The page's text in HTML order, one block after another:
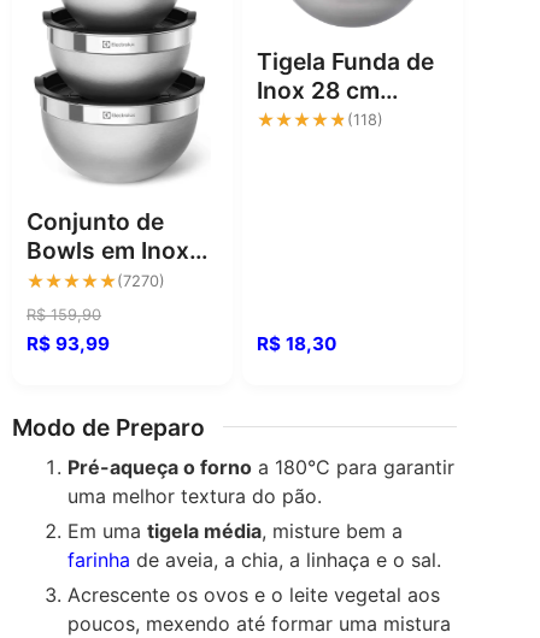
Conjunto de
Bowls em Inox
com Tampa:
Organização e
Durabilidade
★★★★★
★★★★★(7270)
R$ 159,90
R$ 93,99
Tigela Funda de
Inox 28 cm
Gedex ECO-812:
★★★★★
★★★★★ (118)
R$ 18,30
Modo de Preparo
Pré-aqueça o forno a 180°C para garantir
uma melhor textura do pão.
Em umatigela média, misture bem a
farinha de aveia, a chia, a linhaça e o sal.
Acrescente os ovos e o leite vegetal aos
poucos, mexendo até formar uma mistura